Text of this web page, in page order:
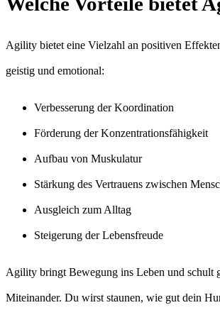
Agility bietet eine Vielzahl an positiven
geistig und emotional:
Verbesserung der Koordination
Förderung der Konzentrationsfähigkeit
Aufbau von Muskulatur
Stärkung des Vertrauens zwischen
Ausgleich zum Alltag
Steigerung der Lebensfreude
Agility bringt Bewegung ins Leben und schult
Miteinander. Du wirst staunen, wie gut dein